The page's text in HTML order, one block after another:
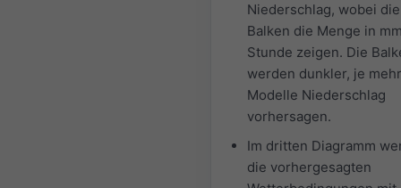
Niederschlag, wobei
Balken die Menge in
Stunde zeigen. Die
werden dunkler, je mehr
Modelle Niederschlag
vorhersagen.
Im dritten Diagramm
die vorhergesagten